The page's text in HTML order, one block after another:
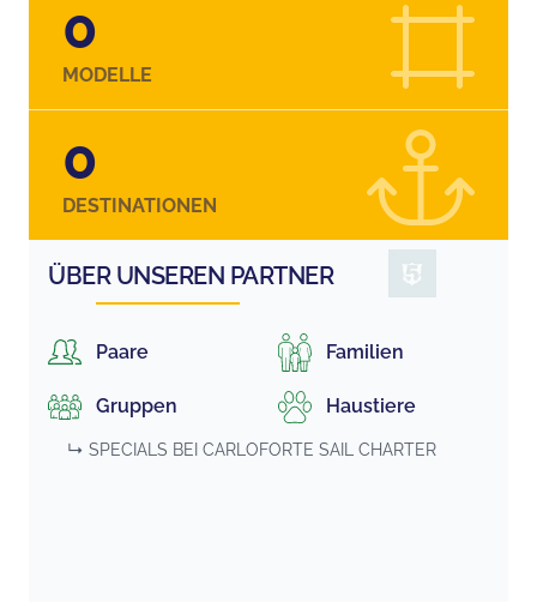
0
MODELLE
0
DESTINATIONEN
ÜBER UNSEREN PARTNER
Paare Familien
Gruppen Haustiere
↳ SPECIALS BEI CARLOFORTE SAIL CHARTER